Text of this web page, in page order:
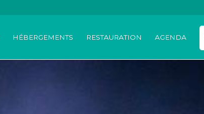
HÉBERGEMENTS RESTAURATION AGENDA